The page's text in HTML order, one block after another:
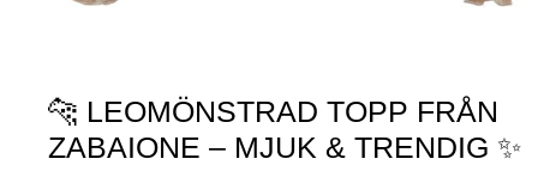
🐆 LEOMÖNSTRAD TOPP FRÅN
ZABAIONE – MJUK & TRENDIG ✨